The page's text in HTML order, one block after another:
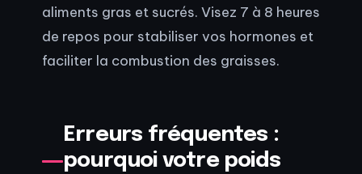
aliments gras et sucrés. Visez 7 à 8 heures
de repos pour stabiliser vos hormones et
faciliter la combustion des graisses.
Erreurs fréquentes :
pourquoi votre poids